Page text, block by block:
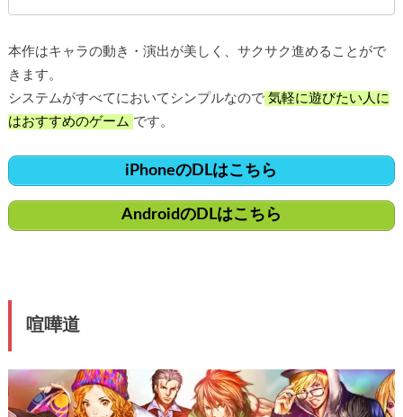
本作はキャラの動き・演出が美しく、サクサク進めることがで
きます。
システムがすべてにおいてシンプルなので気軽に遊びたい人に
はおすすめのゲーム です。
iPhoneのDLはこちら
AndroidのDLはこちら
喧嘩道